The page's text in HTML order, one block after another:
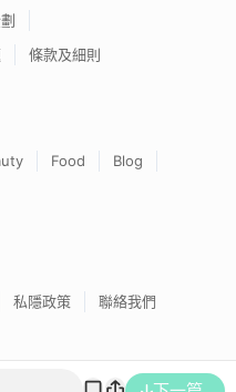
條款及細則
Food
Blog
私隱政策 聯絡我們